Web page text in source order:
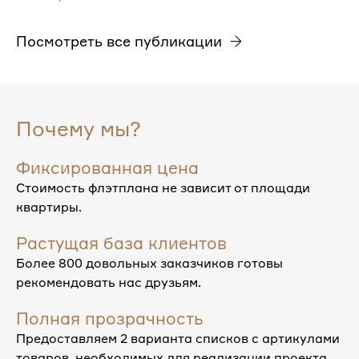
Посмотреть все публикации
Почему мы?
Фиксированная цена
Стоимость флэтплана не зависит от площади
квартиры.
Растущая база клиентов
Более 800 довольных заказчиков готовы
рекомендовать нас друзьям.
Полная прозрачность
Предоставляем 2 варианта списков с артикулами